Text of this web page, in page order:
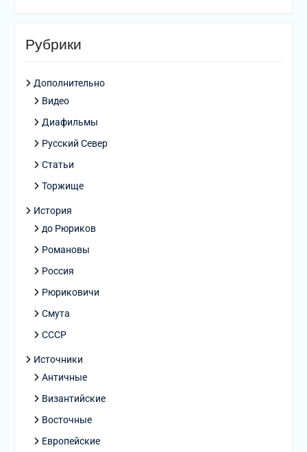
Рубрики
Дополнительно
Видео
Диафильмы
Русский Север
Статьи
Торжище
История
до Рюриков
Романовы
Россия
Рюриковичи
Смута
СССР
Источники
Античные
Византийские
Восточные
Европейские